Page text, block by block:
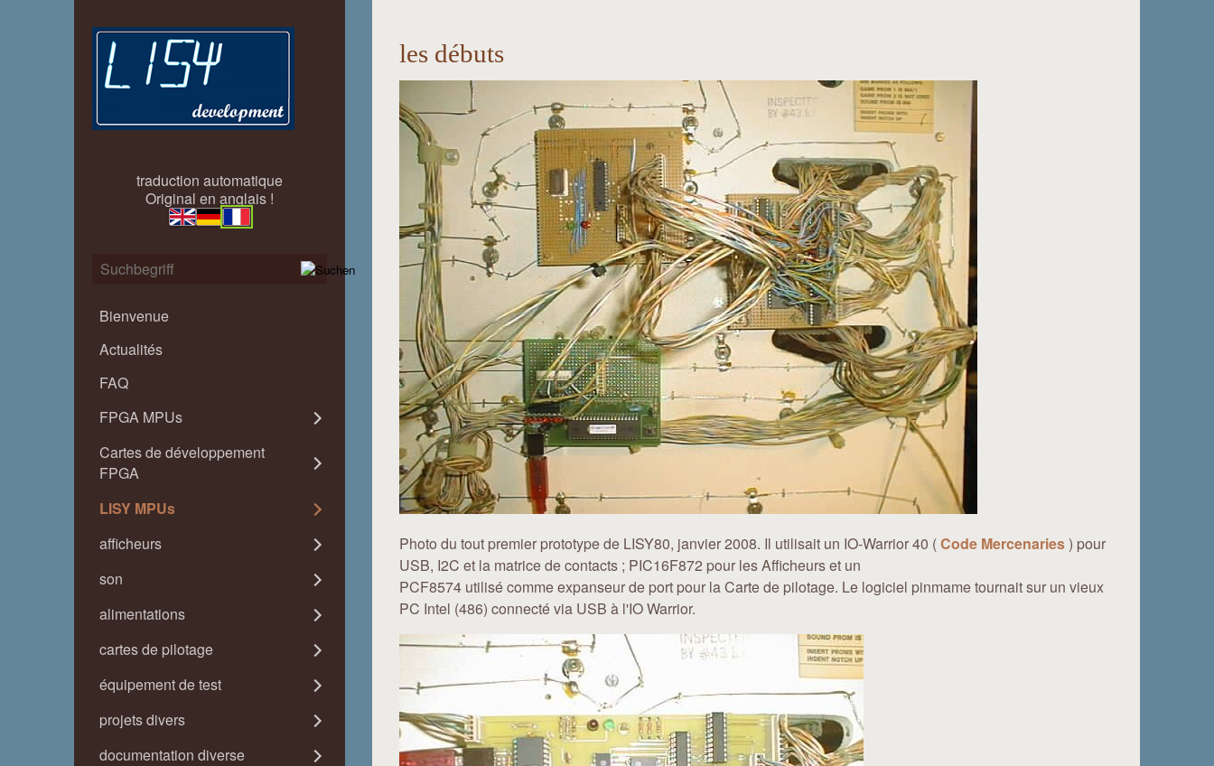
traduction automatique
Original en anglais !
Bienvenue
Actualités
FAQ
FPGA MPUs
Cartes de développement
FPGA
LISY MPUs
afficheurs
son
alimentations
cartes de pilotage
équipement de test
projets divers
documentation diverse
les débuts
Photo du tout premier prototype de LISY80, janvier 2008. Il utilisait un IO-Warrior 40 (Code Mercenaries) pour
USB, I2C et la matrice de contacts ; PIC16F872 pour les Afficheurs et un
PCF8574 utilisé comme expanseur de port pour la Carte de pilotage. Le logiciel pinmame tournait sur un vieux
PC Intel (486) connecté via USB à l'IO Warrior.